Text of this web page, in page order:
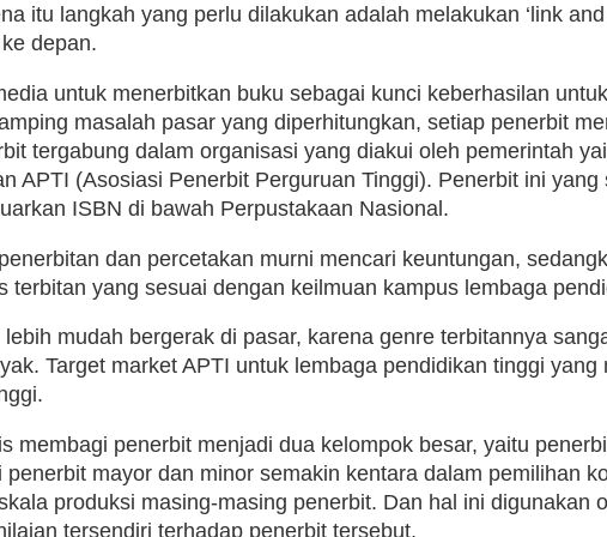
itu langkah yang perlu dilakukan adalah melakukan ‘link
depan.
untuk menerbitkan buku sebagai kunci keberhasilan
masalah pasar yang diperhitungkan, setiap penerbit
tergabung dalam organisasi yang diakui oleh pemerintah
APTI (Asosiasi Penerbit Perguruan Tinggi). Penerbit ini yang
ISBN di bawah Perpustakaan Nasional.
dan percetakan murni mencari keuntungan,
terbitan yang sesuai dengan keilmuan kampus lembaga
mudah bergerak di pasar, karena genre terbitannya
Target market APTI untuk lembaga pendidikan tinggi yang
membagi penerbit menjadi dua kelompok besar, yaitu
penerbit mayor dan minor semakin kentara dalam pemilihan
produksi masing-masing penerbit. Dan hal ini digunakan
tersendiri terhadap penerbit tersebut.